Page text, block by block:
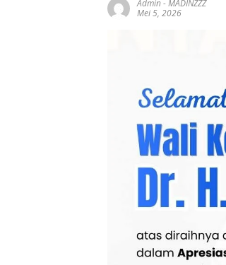
Admin-MADINZZZ
Mei 5, 2026